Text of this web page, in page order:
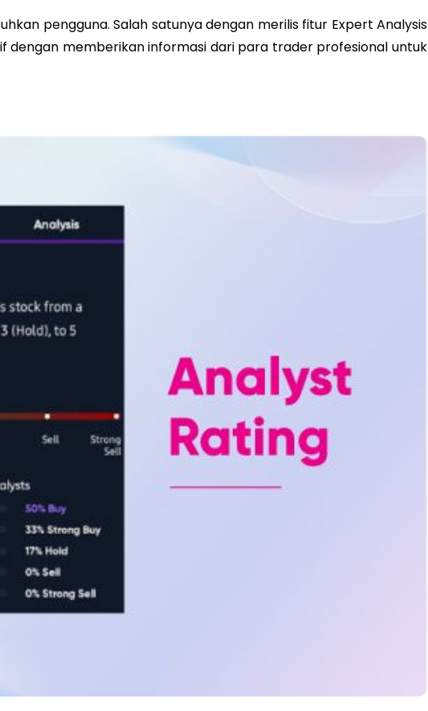
pengguna. Salah satunya dengan merilis fitur Expert Analysis
dengan memberikan informasi dari para trader profesional untuk